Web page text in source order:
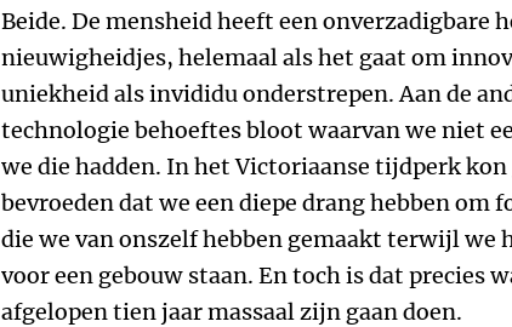
Beide. De mensheid heeft een onverzadigbare
nieuwigheidjes, helemaal als het gaat om
uniekheid als invididu onderstrepen. Aan de
technologie behoeftes bloot waarvan we niet
we die hadden. In het Victoriaanse tijdperk kon
bevroeden dat we een diepe drang hebben om
die we van onszelf hebben gemaakt terwijl we
voor een gebouw staan. En toch is dat precies
afgelopen tien jaar massaal zijn gaan doen.